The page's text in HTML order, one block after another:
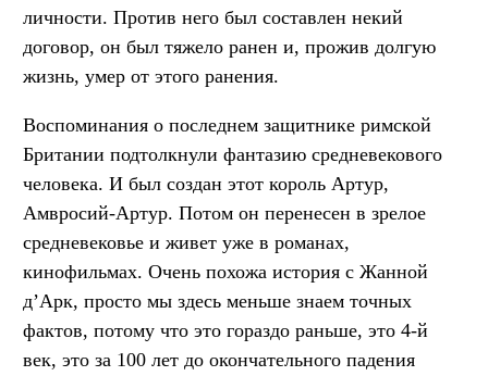
личности. Против него был составлен некий
договор, он был тяжело ранен и, прожив долгую
жизнь, умер от этого ранения.
Воспоминания о последнем защитнике римской
Британии подтолкнули фантазию средневекового
человека. И был создан этот король Артур,
Амвросий-Артур. Потом он перенесен в зрелое
средневековье и живет уже в романах,
кинофильмах. Очень похожа история с Жанной
д’Арк, просто мы здесь меньше знаем точных
фактов, потому что это гораздо раньше, это 4-й
век, это за 100 лет до окончательного падения